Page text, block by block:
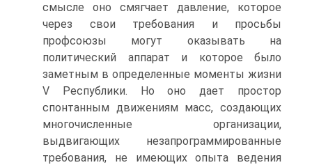
смысле оно смягчает давление, которое
через свои требования и просьбы
профсоюзы могут оказывать на
политический аппарат и которое было
заметным в определенные моменты жизни
V Республики. Но оно дает простор
спонтанным движениям масс, создающих
многочисленные организации,
выдвигающих незапрограммированные
требования, не имеющих опыта ведения